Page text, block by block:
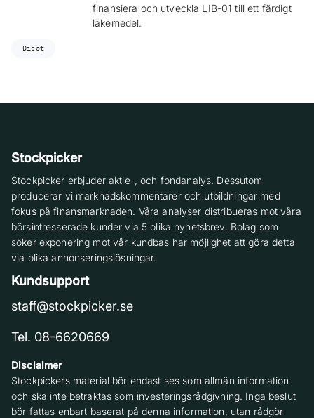
finansiera och utveckla LIB-01 till ett färdigt
läkemedel.
Dicot
Stockpicker
Stockpicker erbjuder aktie-, och fondanalys. Dessutom
producerar vi marknadskommentarer och utbildningar med
fokus på finansmarknaden. Våra analyser distribueras mot våra
börsintresserade kunder via 5 olika nyhetsbrev. Bolag som
söker exponering mot vår kundbas har möjlighet att göra detta
via olika annonseringslösningar.
Kundsupport
staff@stockpicker.se
Tel. 08-6620669
Disclaimer
Stockpickers material bör endast ses som allmän information
och ska inte betraktas som investeringsrådgivning. Inga beslut
bör fattas enbart baserat på denna information, utan rådgör